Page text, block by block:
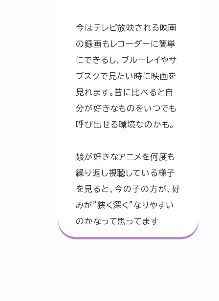
今はテレビ放映される映画
の録画もレコーダーに簡単
にできるし、ブルーレイやサ
ブスクで見たい時に映画を
見れます。昔に比べると自
分が好きなものをいつでも
呼び出せる環境なのかも。
娘が好きなアニメを何度も
繰り返し視聴している様子
を見ると、今の子の方が、好
みが”狭く深く”なりやすい
のかなって思ってます